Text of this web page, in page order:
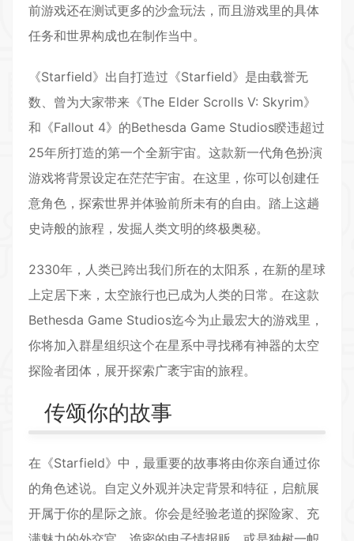
前游戏还在测试更多的沙盒玩法，而且游戏里的具体
任务和世界构成也在制作当中。
《Starfield》出自打造过《Starfield》是由载誉无
数、曾为大家带来《The Elder Scrolls V: Skyrim》
和《Fallout 4》的Bethesda Game Studios睽违超过
25年所打造的第一个全新宇宙。这款新一代角色扮演
游戏将背景设定在茫茫宇宙。在这里，你可以创建任
意角色，探索世界并体验前所未有的自由。踏上这趟
史诗般的旅程，发掘人类文明的终极奥秘。
2330年，人类已跨出我们所在的太阳系，在新的星球
上定居下来，太空旅行也已成为人类的日常。在这款
Bethesda Game Studios迄今为止最宏大的游戏里，
你将加入群星组织这个在星系中寻找稀有神器的太空
探险者团体，展开探索广袤宇宙的旅程。
传颂你的故事
在《Starfield》中，最重要的故事将由你亲自通过你
的角色述说。自定义外观并决定背景和特征，启航展
开属于你的星际之旅。你会是经验老道的探险家、充